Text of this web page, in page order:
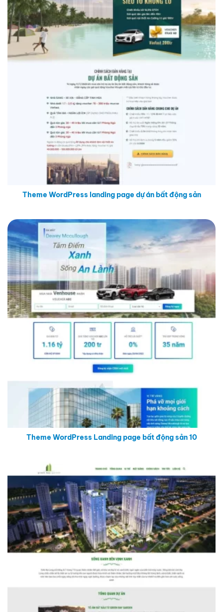
Theme WordPress landing page dự án bất động sản
Theme WordPress Landing page bất động sản 10